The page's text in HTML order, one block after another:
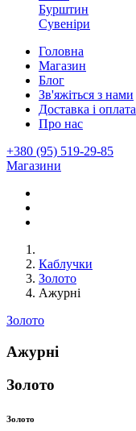
Бурштин
Сувеніри
Головна
Магазин
Блог
Зв'яжіться з нами
Доставка і оплата
Про нас
+380 (95) 519-29-85
Магазини
Каблучки
Золото
Ажурні
Золото
Ажурні
Золото
Золото